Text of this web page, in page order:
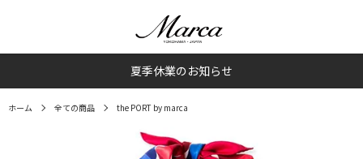
夏季休業のお知らせ
ホーム 全ての商品 the PORT by marca